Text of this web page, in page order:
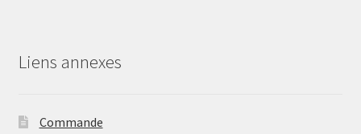
Liens annexes
Commande